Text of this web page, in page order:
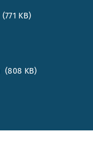
(771 KB)
(808 KB)